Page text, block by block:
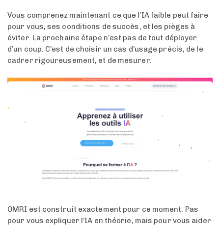
Vous comprenez maintenant ce que l’IA faible peut faire
pour vous, ses conditions de succès, et les pièges à
éviter. La prochaine étape n’est pas de tout déployer
d’un coup. C’est de choisir un cas d’usage précis, de le
cadrer rigoureusement, et de mesurer.
OMRI est construit exactement pour ce moment. Pas
pour vous expliquer l’IA en théorie, mais pour vous aider